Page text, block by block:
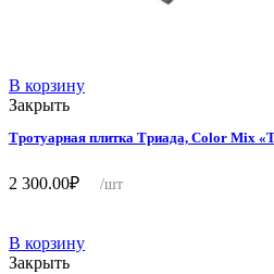
В корзину
Закрыть
Тротуарная плитка Триада, Color Mix
2 300.00₽ /шт
В корзину
Закрыть